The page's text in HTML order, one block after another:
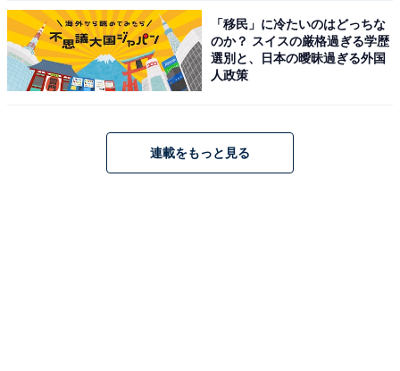
「移民」に冷たいのはどっちな
のか？ スイスの厳格過ぎる学歴
選別と、日本の曖昧過ぎる外国
人政策
連載をもっと見る